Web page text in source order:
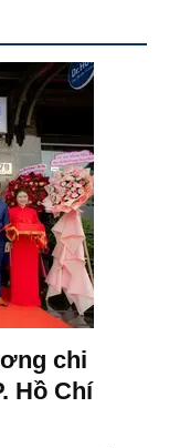
chi
Hồ Chí